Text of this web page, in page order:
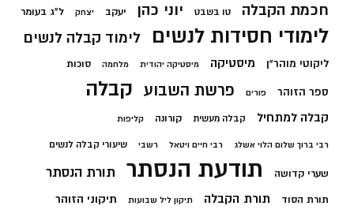
חכמת הקבלה טו בשבט יוני כהן יעקב יצחק ל"ג בעומר
לימודי חסידות לנשים לימוד קבלה לנשים
ליקוטי מוהר"ן מיסטיקה מיסטיקה יהודית מלחמה סוכות
ספר הזוהר פורים פרשת השבוע קבלה
קבלה למתחיל קבלה מעשית קורונה קליפות
רבי ברוך שלום הלוי אשלג רבי חיים ויטאל רשבי שיעורי קבלה לנשים
שערי קדושה תודעת הנסתר תורת הנסתר
תורת הסוד תורת הקבלה תיקון ליל שבועות תיקוני הזוהר